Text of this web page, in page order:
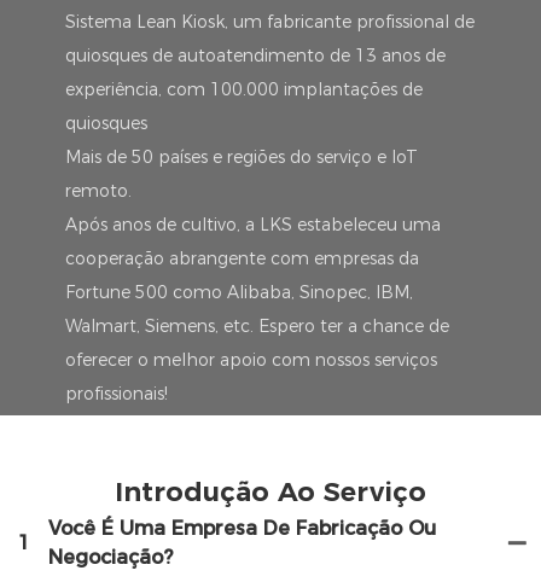
Sistema Lean Kiosk, um fabricante profissional de
quiosques de autoatendimento de 13 anos de
experiência, com 100.000 implantações de
quiosques
Mais de 50 países e regiões do serviço e IoT
remoto.
Após anos de cultivo, a LKS estabeleceu uma
cooperação abrangente com empresas da
Fortune 500 como Alibaba, Sinopec, IBM,
Walmart, Siemens, etc. Espero ter a chance de
oferecer o melhor apoio com nossos serviços
profissionais!
Introdução Ao Serviço
1
Você É Uma Empresa De Fabricação Ou
Negociação?